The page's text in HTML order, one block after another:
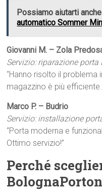
Possiamo aiutarti
automatico Sommer
Giovanni M. – Zola
Servizio: riparazione
“Hanno risolto il problema
magazzino è più efficiente.
Marco P. – Budrio
Servizio: installazione
“Porta moderna e
Ottimo servizio!”
Perché